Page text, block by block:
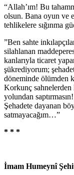
“Allah’ım! Bu
olsun. Bana oyun ve
tehlikelere sığınma
”Ben sahte
silahlanan
kanlarıyla ticaret
şükrediyorum;
döneminde ölümden
Korkunç sahnelerden
yolundan
Şehadete dayanan
satmayacağım…”
* * *
İmam Humeynî